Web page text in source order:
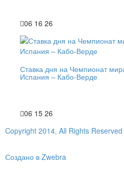
06 16 26
Ставка дня на Чемпионат
Испания – Кабо-Верде
06 15 26
Copyright 2014, All Rights Reserved
Создано в Zwebra